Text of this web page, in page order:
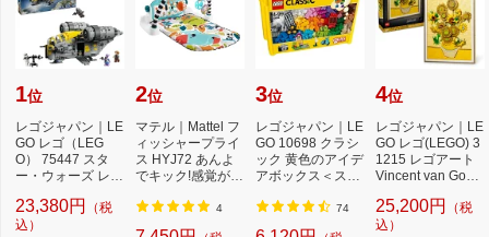
1位
レゴジャパン｜LE
GO レゴ（LEG
O） 75447 スタ
ー・ウォーズ レイ
23,380円
（税
込）
2位
マテル｜Mattel フ
ィッシャープライ
ス HYJ72 あんよ
でキック!感覚が育
ン...
4
3位
レゴジャパン｜LE
GO 10698 クラシ
ック 黄色のアイデ
アボックス＜スペ
74
4位
レゴジャパン｜LE
GO レゴ(LEGO) 3
1215 レゴアート
Vincent van Gogh
25,200円
（税
込）